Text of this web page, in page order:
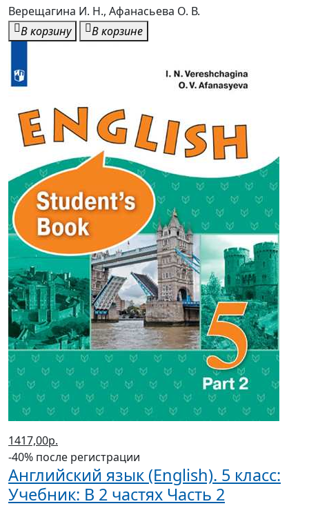
Верещагина И. Н., Афанасьева О. В.
В корзину
В корзине
1417,00р.
-40% после регистрации
Английский язык (English). 5 класс:
Учебник: В 2 частях Часть 2